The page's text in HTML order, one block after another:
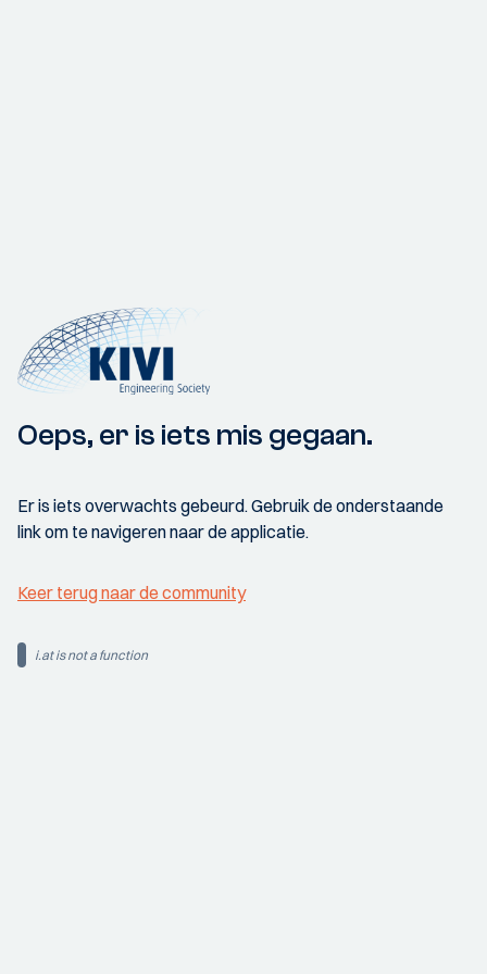
Oeps, er is iets mis gegaan.
Er is iets overwachts gebeurd. Gebruik de onderstaande
link om te navigeren naar de applicatie.
Keer terug naar de community
i.at is not a function